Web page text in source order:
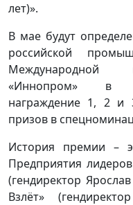
лет)».
В мае будут
российской
Международной
«Иннопром» в
награждение 1, 2 и
призов в
История премии –
Предприятия
(гендиректор
Взлёт»